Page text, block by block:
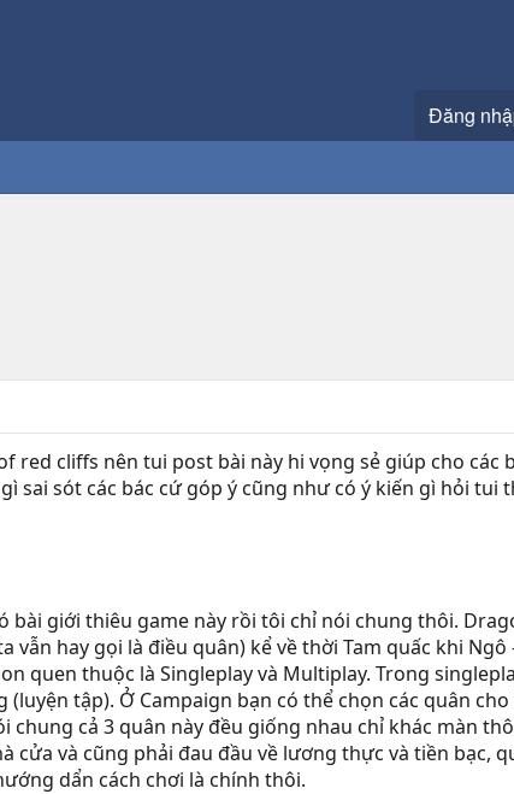
Đăng
cliffs nên tui post bài này hi vọng sẻ giúp cho các
sai sót các bác cứ góp ý cũng như có ý kiến gì hỏi tui
bài giới thiêu game này rồi tôi chỉ nói chung thôi.
hay gọi là điều quân) kể về thời Tam quấc khi Ngô
quen thuộc là Singleplay và Multiplay. Trong
tập). Ở Campaign bạn có thể chọn các quân
chung cả 3 quân này đều giống nhau chỉ khác màn
và cũng phải đau đầu về lương thực và tiền bạc,
dẩn cách chơi là chính thôi.